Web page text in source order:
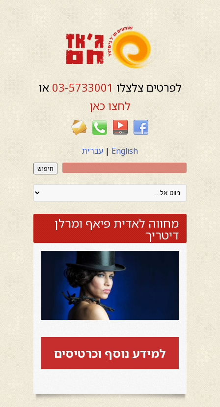
לפרטים צלצלו 03-5733001 או
לחצו כאן
English
| עברית
חיפוש
מחווה לאדית פיאף ומרלן
דיטריך
למידע נוסף וכרטיסים